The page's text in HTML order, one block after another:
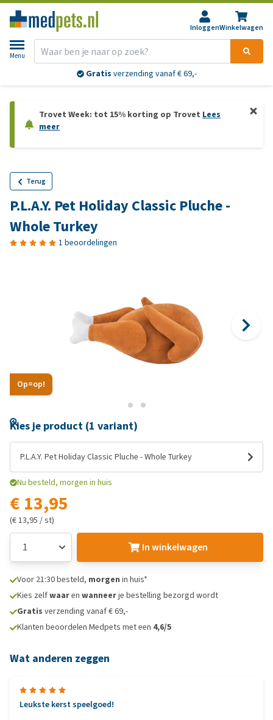
InloggenWinkelwagen
Menu
Gratis verzending vanaf € 69,-
Trovet Week: tot 15% korting op Trovet Lees
meer
Terug
P.L.A.Y. Pet Holiday Classic Pluche -
Whole Turkey
1 beoordelingen
Op=op!
Kies je product (1 variant)
P.L.A.Y. Pet Holiday Classic Pluche - Whole Turkey
Nu besteld, morgen in huis
€ 13,95
(€ 13,95 / st)
In winkelwagen
Voor 21:30 besteld, morgen in huis*
Kies zelfwaaren wanneerje bestelling bezorgd wordt
Gratis verzending vanaf € 69,-
Klanten beoordelen Medpets met een 4,6/5
Wat anderen zeggen
Leukste kerst speelgoed!